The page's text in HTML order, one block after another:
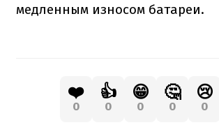
медленным износом батареи.
❤️
0
👍
0
😁
0
🤔
0
😢
0